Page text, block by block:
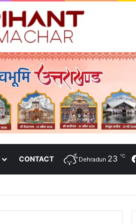
CONTACT Dehradun 23 ℃